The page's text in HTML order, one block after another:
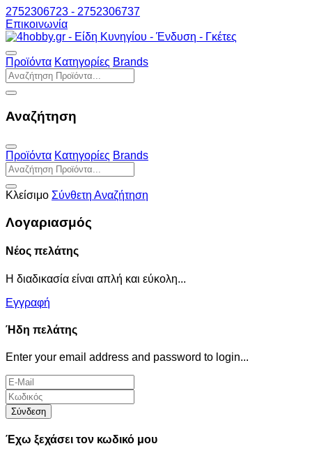
2752306723 - 2752306737
Επικοινωνία
Προϊόντα Κατηγορίες Brands
Αναζήτηση
Προϊόντα Κατηγορίες Brands
Κλείσιμο Σύνθετη Αναζήτηση
Λογαριασμός
Νέος πελάτης
Η διαδικασία είναι απλή και εύκολη...
Εγγραφή
Ήδη πελάτης
Enter your email address and password to login...
Σύνδεση
Έχω ξεχάσει τον κωδικό μου